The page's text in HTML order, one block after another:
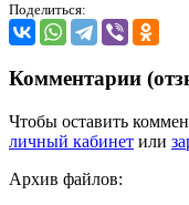
Поделиться:
Комментарии
Чтобы оставить
личный кабинет или
Архив файлов: